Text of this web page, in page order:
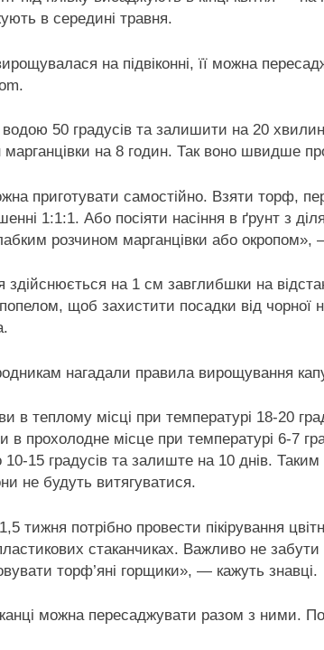
в середині травня.
на підвіконні, її можна
50 градусів та залишити на 20
на 8 годин. Так воно швидше
приготувати самостійно. Взяти торф,
1:1:1. Або посіяти насіння в ґрунт з
розчином марганцівки або окропом»,
здійснюється на 1 см завглибшки на
щоб захистити посадки від чорної
нагадали правила вирощування
в теплому місці при температурі 18-20
в прохолодне місце при температурі 6-7
15 градусів та залиште на 10 днів.
не будуть витягуватися.
тижня потрібно провести пікірування
стаканчиках. Важливо не
торф’яні горщики», — кажуть знавці.
можна пересаджувати разом з ними.